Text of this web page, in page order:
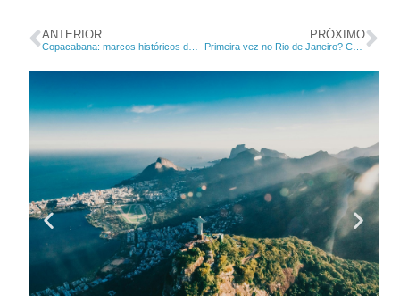
ANTERIOR PRÓXIMO
Primeira vez no Rio de Janeiro? Conheça um guia da cidade!